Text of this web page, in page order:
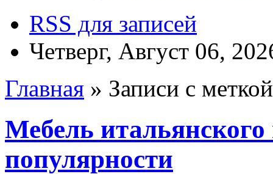
RSS для записей
Четверг, Август 06,
Главная » Записи с
Мебель
популярности